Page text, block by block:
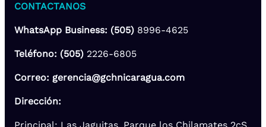
CONTACTANOS
WhatsApp Business: (505) 8996-4625
Teléfono: (505) 2226-6805
Correo: gerencia@gchnicaragua.com
Dirección: